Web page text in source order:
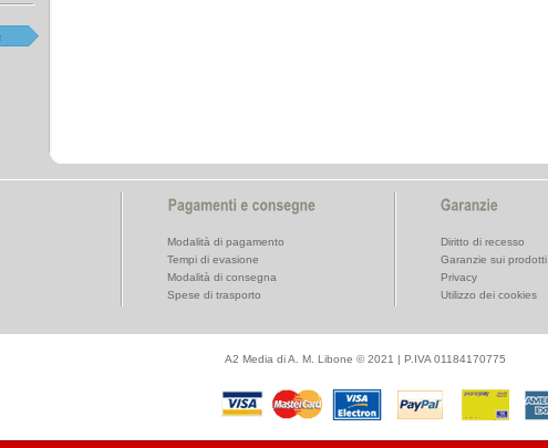
Modalità di pagamento
Tempi di evasione
Modalità di consegna
Spese di trasporto
Diritto di recesso
Garanzie sui prodotti
Privacy
Utilizzo dei cookies
A2 Media di A. M. Libone © 2021 | P.IVA 01184170775